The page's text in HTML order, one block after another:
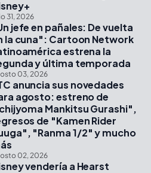
31, 2026
jefe en pañales: De vuelta
la cuna": Cartoon Network
estrena la
y última temporada
03, 2026
anuncia sus novedades
agosto: estreno de
Mankitsu Gurashi",
de "Kamen Rider
"Ranma 1/2" y mucho
02, 2026
vendería a Hearst